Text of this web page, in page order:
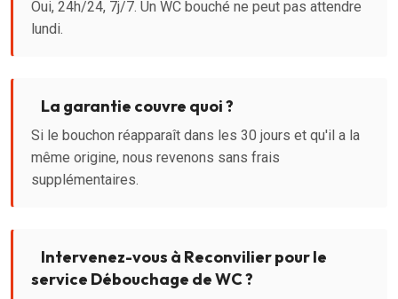
Oui, 24h/24, 7j/7. Un WC bouché ne peut pas attendre
lundi.
La garantie couvre quoi ?
Si le bouchon réapparaît dans les 30 jours et qu'il a la
même origine, nous revenons sans frais
supplémentaires.
Intervenez-vous à Reconvilier pour le
service Débouchage de WC ?